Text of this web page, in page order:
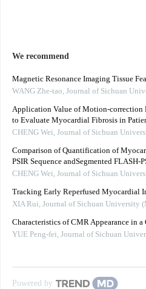
We recommend
Magnetic Resonance Imaging Tissue
WANG Zhe-tao, Journal of Sichuan
Application Value of Motion-correction
to Evaluate Myocardial Fibrosis in
CHENG Wei, Journal of Sichuan
Comparison of Quantification of
PSIR Sequence andSegmented FLASH-
CHENG Wei, Journal of Sichuan
Tracking Early Reperfused Myocardial
XIA Rui, Journal of Sichuan University
Characteristics of CMR Appearance in
YUE Peng-fei, Journal of Sichuan
Powered by